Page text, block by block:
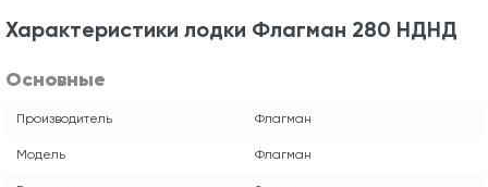
Характеристики лодки Флагман 280 НДНД
Основные
Производитель Флагман
Модель Флагман